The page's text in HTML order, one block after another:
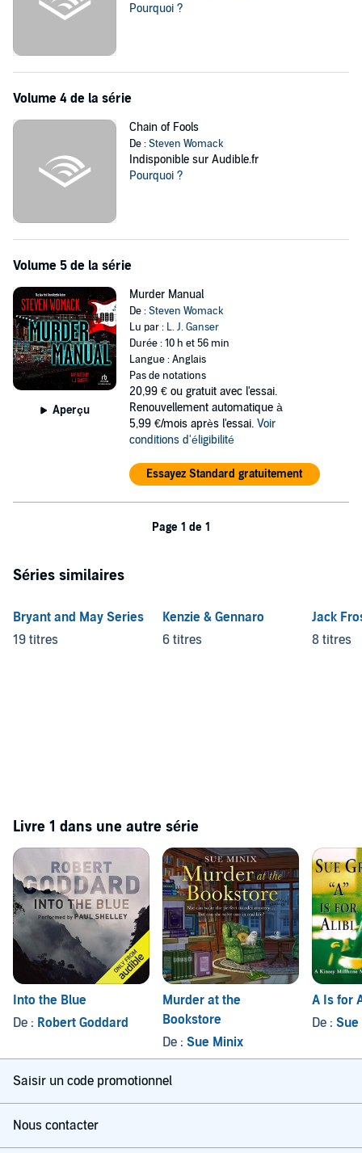
Pourquoi ?
Volume 4 de la série
Chain of Fools
De :Steven Womack
Indisponible sur Audible.fr
Pourquoi ?
Volume 5 de la série
Aperçu
Murder Manual
De :Steven Womack
Lu par : L. J. Ganser
Durée : 10 h et 56 min
Langue : Anglais
Pas de notations
20,99 € ou gratuit avec l'essai.
Renouvellement automatique à
5,99 €/mois après l'essai. Voir
conditions d'éligibilité
Essayez Standard gratuitement
Page 1 de 1
Séries similaires
Bryant and May Series
19 titres
Kenzie & Gennaro
6 titres
Jack
8 titres
Livre 1 dans une autre série
Into the Blue
De : Robert Goddard
Murder at the
Bookstore
De : Sue Minix
A Is for
De : Sue
Saisir un code promotionnel
Nous contacter